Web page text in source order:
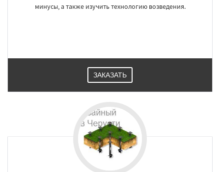
минусы, а также изучить технологию возведения.
ЗАКАЗАТЬ